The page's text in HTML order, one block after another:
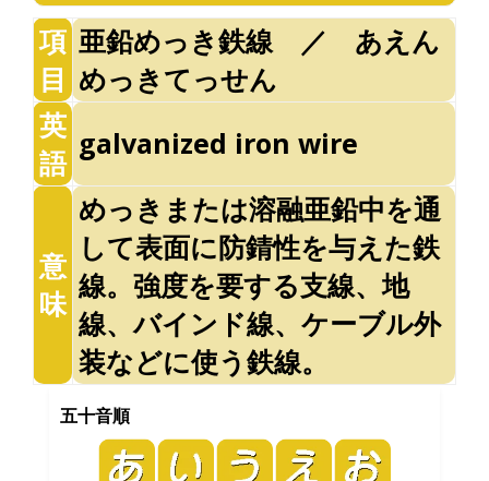
項
目
亜鉛めっき鉄線 ／ あえん
めっきてっせん
英
語
galvanized iron wire
意
味
めっきまたは溶融亜鉛中を通
して表面に防錆性を与えた鉄
線。強度を要する支線、地
線、バインド線、ケーブル外
装などに使う鉄線。
五十音順